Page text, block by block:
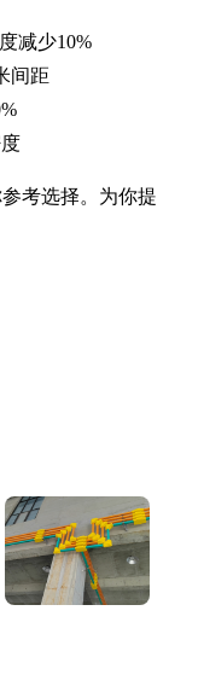
减少10%
间距
考选择。为你提